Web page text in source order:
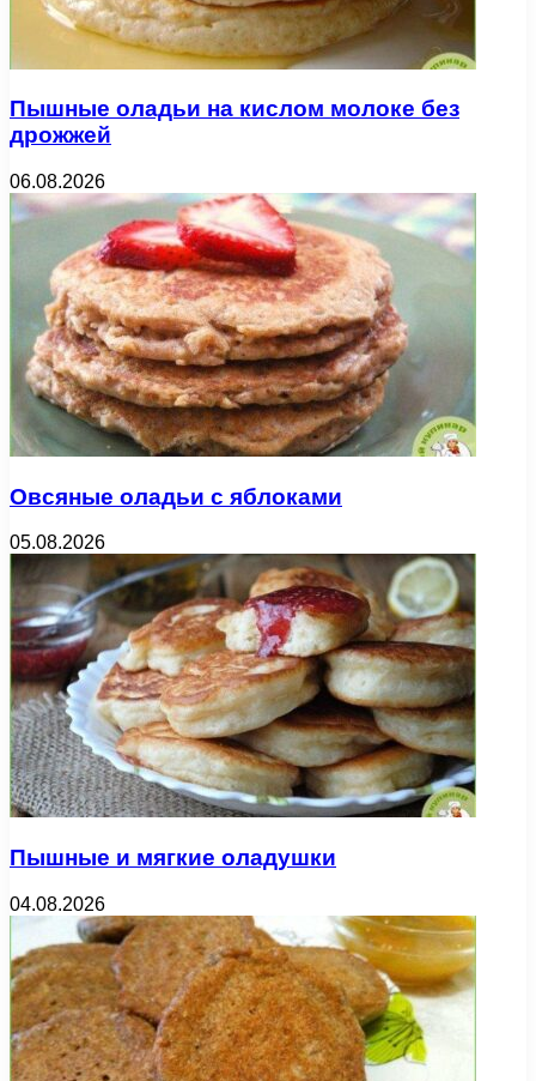
Пышные оладьи на кислом молоке без
дрожжей
06.08.2026
Овсяные оладьи с яблоками
05.08.2026
Пышные и мягкие оладушки
04.08.2026